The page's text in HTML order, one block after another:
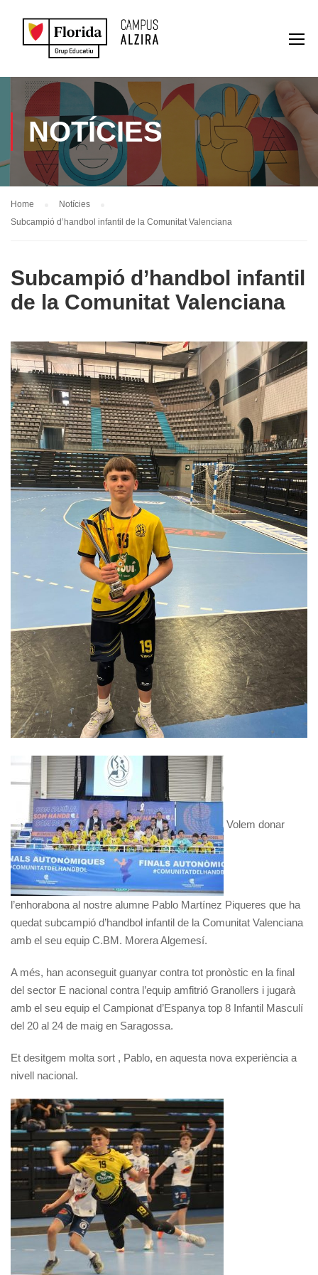
NOTÍCIES
Home
Notícies
Subcampió d’handbol infantil de la Comunitat Valenciana
Subcampió d’handbol infantil
de la Comunitat Valenciana
Volem donar
l’enhorabona al nostre alumne Pablo Martínez Piqueres que ha
quedat subcampió d’handbol infantil de la Comunitat Valenciana
amb el seu equip C.BM. Morera Algemesí.
A més, han aconseguit guanyar contra tot pronòstic en la final
del sector E nacional contra l’equip amfitrió Granollers i jugarà
amb el seu equip el Campionat d’Espanya top 8 Infantil Masculí
del 20 al 24 de maig en Saragossa.
Et desitgem molta sort , Pablo, en aquesta nova experiència a
nivell nacional.